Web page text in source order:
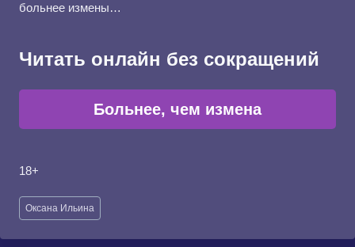
больнее измены…
Читать онлайн без сокращений
Больнее, чем измена
18+
Метки
записи:
Оксана Ильина